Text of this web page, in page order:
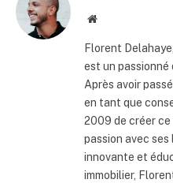
Site
Florent
est un passionné
Après avoir
en tant que
2009 de créer
passion avec
innovante et
immobilier,